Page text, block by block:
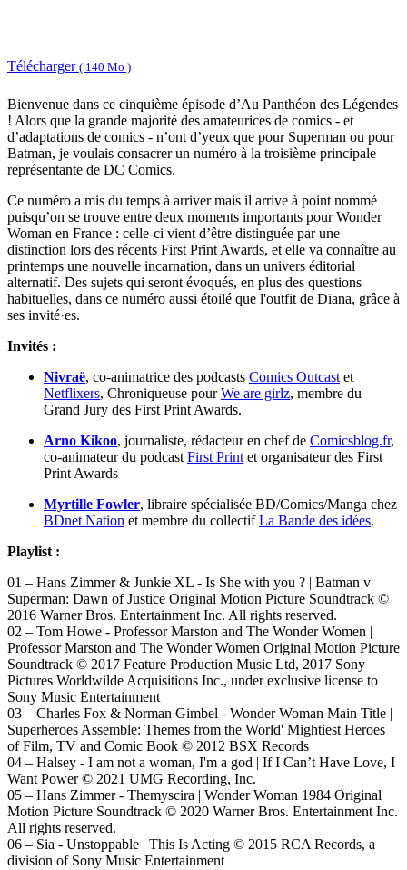
Télécharger ( 140 Mo )
Bienvenue dans ce cinquième épisode d’Au Panthéon des Légendes
! Alors que la grande majorité des amateurices de comics - et
d’adaptations de comics - n’ont d’yeux que pour Superman ou pour
Batman, je voulais consacrer un numéro à la troisième principale
représentante de DC Comics.
Ce numéro a mis du temps à arriver mais il arrive à point nommé
puisqu’on se trouve entre deux moments importants pour Wonder
Woman en France : celle-ci vient d’être distinguée par une
distinction lors des récents First Print Awards, et elle va connaître au
printemps une nouvelle incarnation, dans un univers éditorial
alternatif. Des sujets qui seront évoqués, en plus des questions
habituelles, dans ce numéro aussi étoilé que l'outfit de Diana, grâce à
ses invité·es.
Invités :
Nivraë, co-animatrice des podcasts Comics Outcastet
Netflixers, Chroniqueuse pourWe are girlz, membre du
Grand Jury des First Print Awards.
Arno Kikoo, journaliste, rédacteur en chef de Comicsblog.fr,
co-animateur du podcastFirst Printet organisateur des First
Print Awards
Myrtille Fowler, libraire spécialisée BD/Comics/Manga chez
BDnet Nation et membre du collectifLa Bande des idées.
Playlist :
01 – Hans Zimmer & Junkie XL - Is She with you ? | Batman v
Superman: Dawn of Justice Original Motion Picture Soundtrack ©
2016 Warner Bros. Entertainment Inc. All rights reserved.
02 – Tom Howe - Professor Marston and The Wonder Women |
Professor Marston and The Wonder Women Original Motion Picture
Soundtrack © 2017 Feature Production Music Ltd, 2017 Sony
Pictures Worldwilde Acquisitions Inc., under exclusive license to
Sony Music Entertainment
03 – Charles Fox & Norman Gimbel - Wonder Woman Main Title |
Superheroes Assemble: Themes from the World' Mightiest Heroes
of Film, TV and Comic Book © 2012 BSX Records
04 – Halsey - I am not a woman, I'm a god | If I Can’t Have Love, I
Want Power © 2021 UMG Recording, Inc.
05 – Hans Zimmer - Themyscira | Wonder Woman 1984 Original
Motion Picture Soundtrack © 2020 Warner Bros. Entertainment Inc.
All rights reserved.
06 – Sia - Unstoppable | This Is Acting © 2015 RCA Records, a
division of Sony Music Entertainment